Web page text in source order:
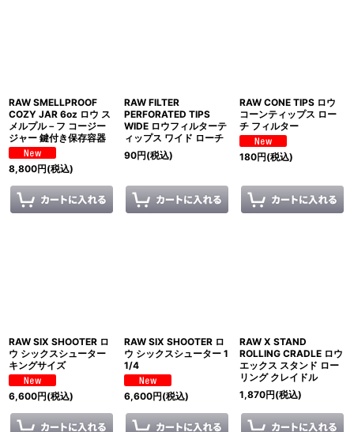
RAW SMELLPROOF
COZY JAR 6oz ロウ ス
メルプル－フ コージー
ジャー 鍵付き保存容器
8,800円(税込)
RAW FILTER
PERFORATED TIPS
WIDE ロウフィルターテ
ィップス ワイド ローチ
90円(税込)
RAW CONE TIPS ロウ
コーンティップス ロー
チ フィルター
180円(税込)
RAW SIX SHOOTER ロ
ウ シックスシューター
キングサイズ
6,600円(税込)
RAW SIX SHOOTER ロ
ウ シックスシューター 1
1/4
6,600円(税込)
RAW X STAND
ROLLING CRADLE ロウ
エックス スタンド ロー
リング クレイドル
1,870円(税込)